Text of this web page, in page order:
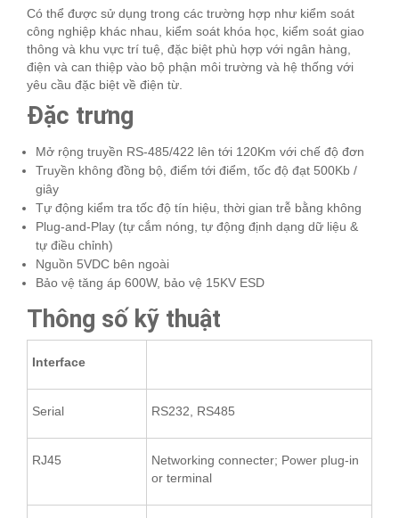
Có thể được sử dụng trong các trường hợp như kiểm soát
công nghiệp khác nhau, kiểm soát khóa học, kiểm soát giao
thông và khu vực trí tuệ, đặc biệt phù hợp với ngân hàng,
điện và can thiệp vào bộ phận môi trường và hệ thống với
yêu cầu đặc biệt về điện từ.
Đặc trưng
Mở rộng truyền RS-485/422 lên tới 120Km với chế độ đơn
Truyền không đồng bộ, điểm tới điểm, tốc độ đạt 500Kb /
giây
Tự động kiểm tra tốc độ tín hiệu, thời gian trễ bằng không
Plug-and-Play (tự cắm nóng, tự động định dạng dữ liệu &
tự điều chỉnh)
Nguồn 5VDC bên ngoài
Bảo vệ tăng áp 600W, bảo vệ 15KV ESD
Thông số kỹ thuật
Interface
Serial RS232, RS485
RJ45
Networking connecter; Power plug-in
or terminal